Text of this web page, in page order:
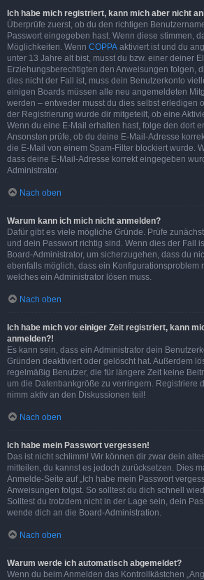
Ich habe mich registriert, kann mich aber nicht
Überprüfe zuerst, ob du den richtigen
Passwort eingegeben hast. Wenn diese stimmen,
Möglichkeiten. Wenn COPPA aktiviert ist und du
unter 13 Jahre alt bist, musst du bzw. einer deiner
Erziehungsberechtigten den Anweisungen folgen,
dies nicht der Fall ist, muss dein Benutzerkonto
einigen Boards müssen alle neu angemeldeten
werden – entweder musst du dies selbst erledigen
der Registrierung wurde dir mitgeteilt, ob eine
Wenn du eine E-Mail erhalten hast, folge den dort
Ansonsten prüfe, ob du deine E-Mail-Adresse
die E-Mail von einem Spam-Filter blockiert wurde.
dass deine E-Mail-Adresse korrekt eingegeben
Administrator.
Nach oben
Warum kann ich mich nicht anmelden?
Dafür gibt es viele mögliche Gründe. Prüfe
und dein Passwort richtig sind. Wenn dies der Fall
Board-Administrator, um sicherzugehen, dass du
ebenfalls möglich, dass ein Konfigurationsproblem
welches ein Administrator lösen muss.
Nach oben
Ich habe mich vor einiger Zeit registriert, kann
anmelden?!
Es kann sein, dass ein Administrator dein
Gründen deaktiviert oder gelöscht hat. Außerdem
regelmäßig Benutzer, die für längere Zeit keine
um die Datenbankgröße zu verringern. Registriere
nimm aktiv an den Diskussionen teil!
Nach oben
Ich habe mein Passwort vergessen!
Das ist nicht schlimm! Wir können dir zwar dein
mitteilen, du kannst es jedoch zurücksetzen. Dies
Anmelde-Seite auf „Ich habe mein Passwort
Anweisungen folgst. So solltest du dich schnell
Solltest du trotzdem nicht in der Lage sein, dein
wende dich an die Board-Administration.
Nach oben
Warum werde ich automatisch abgemeldet?
Wenn du beim Anmelden das Kontrollkästchen